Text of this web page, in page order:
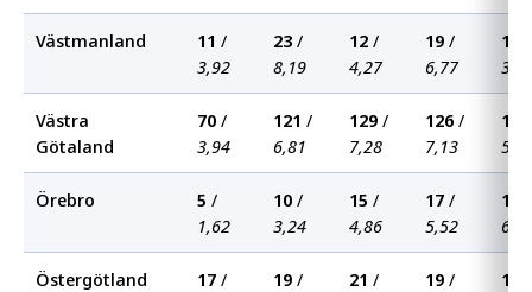
Västmanland 11 /
3,92
23 /
8,19
12 /
4,27
19 /
6,77
10
Västra
Götaland
70 /
3,94
121 /
6,81
129 /
7,28
126 /
7,13
100
Örebro 5 /
1,62
10 /
3,24
15 /
4,86
17 /
5,52
19
Östergötland 17 /
19 /
21 /
19 /
12